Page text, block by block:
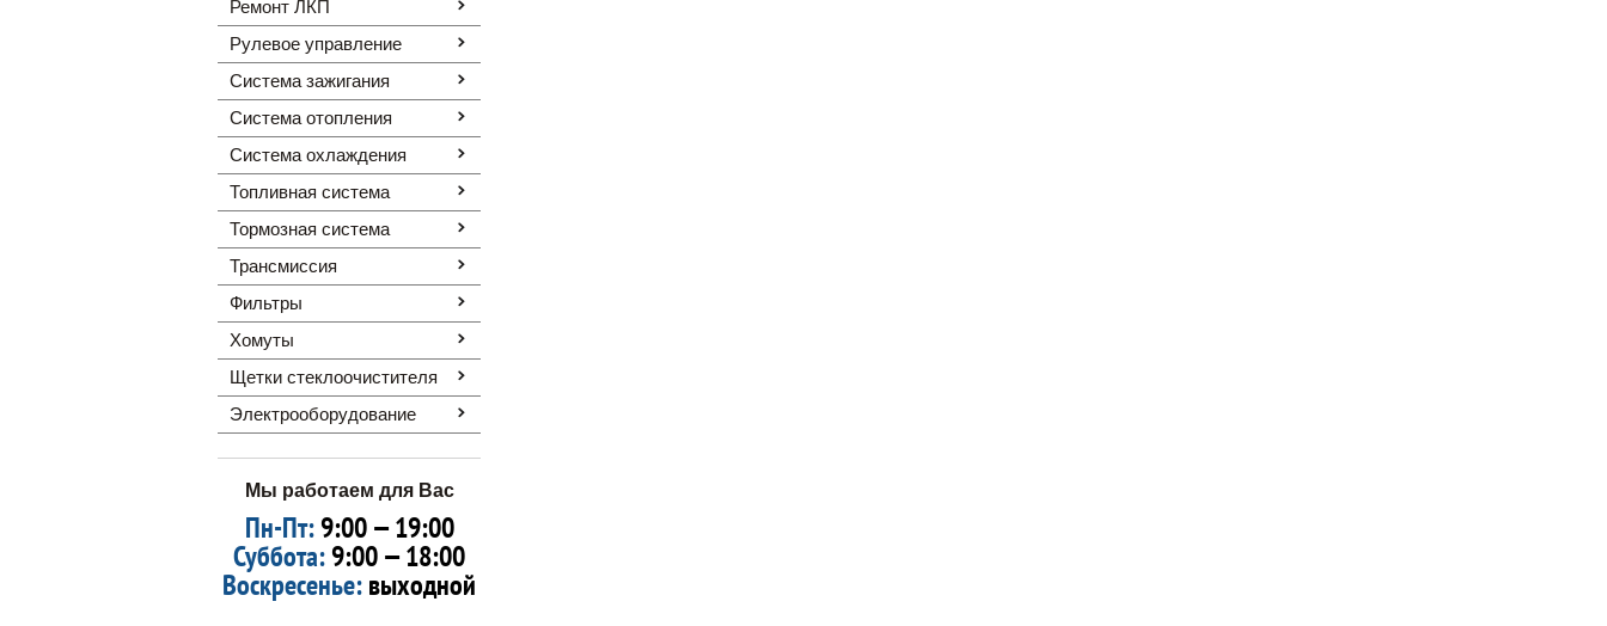
Ремонт ЛКП
Рулевое управление
Система зажигания
Система отопления
Система охлаждения
Топливная система
Тормозная система
Трансмиссия
Фильтры
Хомуты
Щетки стеклоочистителя
Электрооборудование
Мы работаем для Вас
Пн-Пт:9:00 — 19:00
Суббота:9:00 — 18:00
Воскресенье:выходной